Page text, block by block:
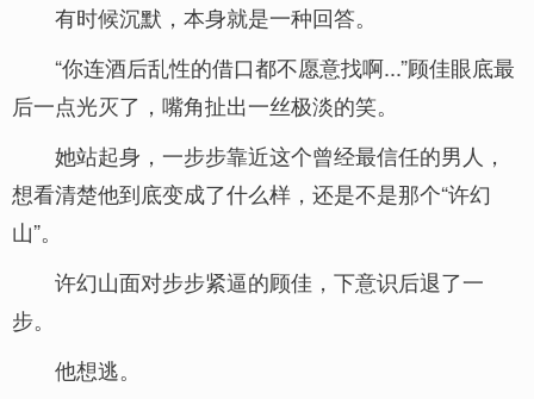
有时候沉默，本身就是一种回答。
“你连酒后乱性的借口都不愿意找啊...”顾佳眼底最
后一点光灭了，嘴角扯出一丝极淡的笑。
她站起身，一步步靠近这个曾经最信任的男人，
想看清楚他到底变成了什么样，还是不是那个“许幻
山”。
许幻山面对步步紧逼的顾佳，下意识后退了一
步。
他想逃。